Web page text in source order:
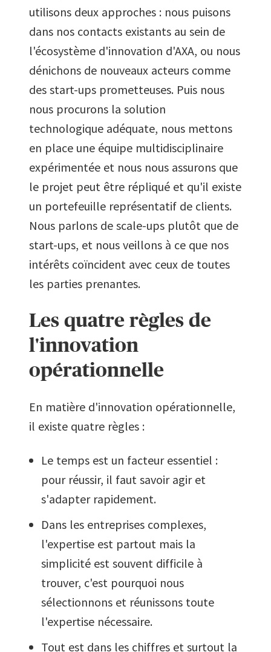
utilisons deux approches : nous puisons
dans nos contacts existants au sein de
l'écosystème d'innovation d'AXA, ou nous
dénichons de nouveaux acteurs comme
des start-ups prometteuses. Puis nous
nous procurons la solution
technologique adéquate, nous mettons
en place une équipe multidisciplinaire
expérimentée et nous nous assurons que
le projet peut être répliqué et qu'il existe
un portefeuille représentatif de clients.
Nous parlons de scale-ups plutôt que de
start-ups, et nous veillons à ce que nos
intérêts coïncident avec ceux de toutes
les parties prenantes.
Les quatre règles de
l'innovation
opérationnelle
En matière d'innovation opérationnelle,
il existe quatre règles :
Le temps est un facteur essentiel :
pour réussir, il faut savoir agir et
s'adapter rapidement.
Dans les entreprises complexes,
l'expertise est partout mais la
simplicité est souvent difficile à
trouver, c'est pourquoi nous
sélectionnons et réunissons toute
l'expertise nécessaire.
Tout est dans les chiffres et surtout la